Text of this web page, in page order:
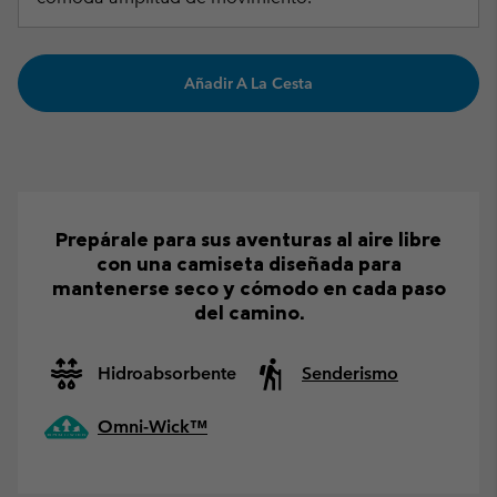
Añadir A La Cesta
Prepárale para sus aventuras al aire libre
con una camiseta diseñada para
mantenerse seco y cómodo en cada paso
del camino.
Hidroabsorbente Senderismo
Omni-Wick™